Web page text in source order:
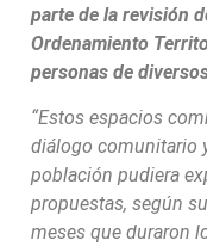
parte de la revisión
Ordenamiento
personas de
“Estos espacios
diálogo comunitario
población pudiera
propuestas, según
meses que duraron